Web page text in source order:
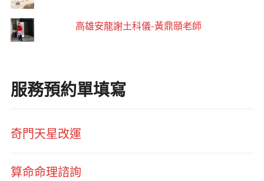
高雄安龍謝土科儀-黃鼎頤老師
服務預約單填寫
奇門天星改運
算命命理諮詢